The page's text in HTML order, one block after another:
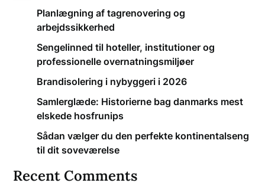
Planlægning af tagrenovering og
arbejdssikkerhed
Sengelinned til hoteller, institutioner og
professionelle overnatningsmiljøer
Brandisolering i nybyggeri i 2026
Samlerglæde: Historierne bag danmarks mest
elskede hosfrunips
Sådan vælger du den perfekte kontinentalseng
til dit soveværelse
Recent Comments